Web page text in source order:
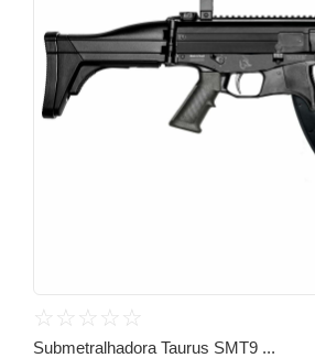
☆ ☆ ☆ ☆ ☆
Submetralhadora Taurus SMT9 ...